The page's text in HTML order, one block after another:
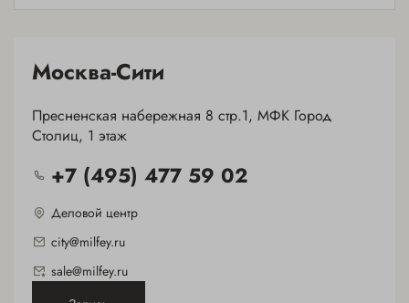
МОСКВА-
+7(495) 477-39-85
Москва-Сити
Пресненская набережная 8 стр.1, МФК Город
Столиц, 1 этаж
+7 (495) 477 59 02
Деловой центр
city@milfey.ru
sale@milfey.ru